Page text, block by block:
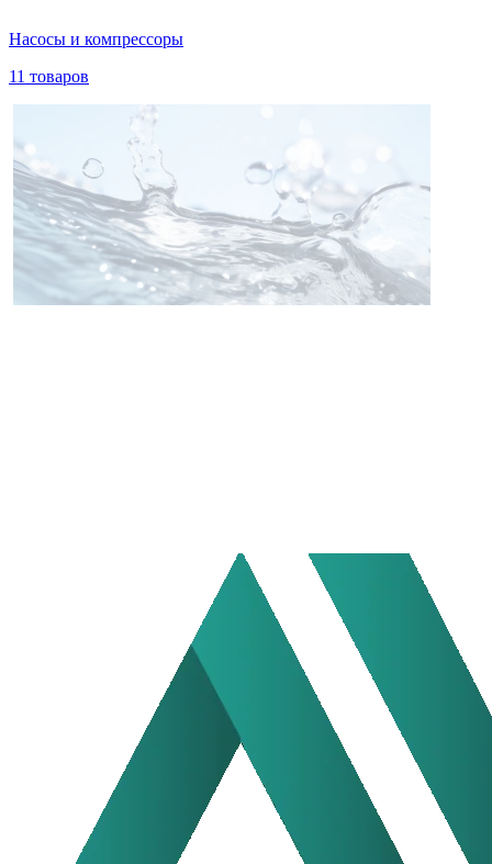
Насосы и компрессоры
11 товаров